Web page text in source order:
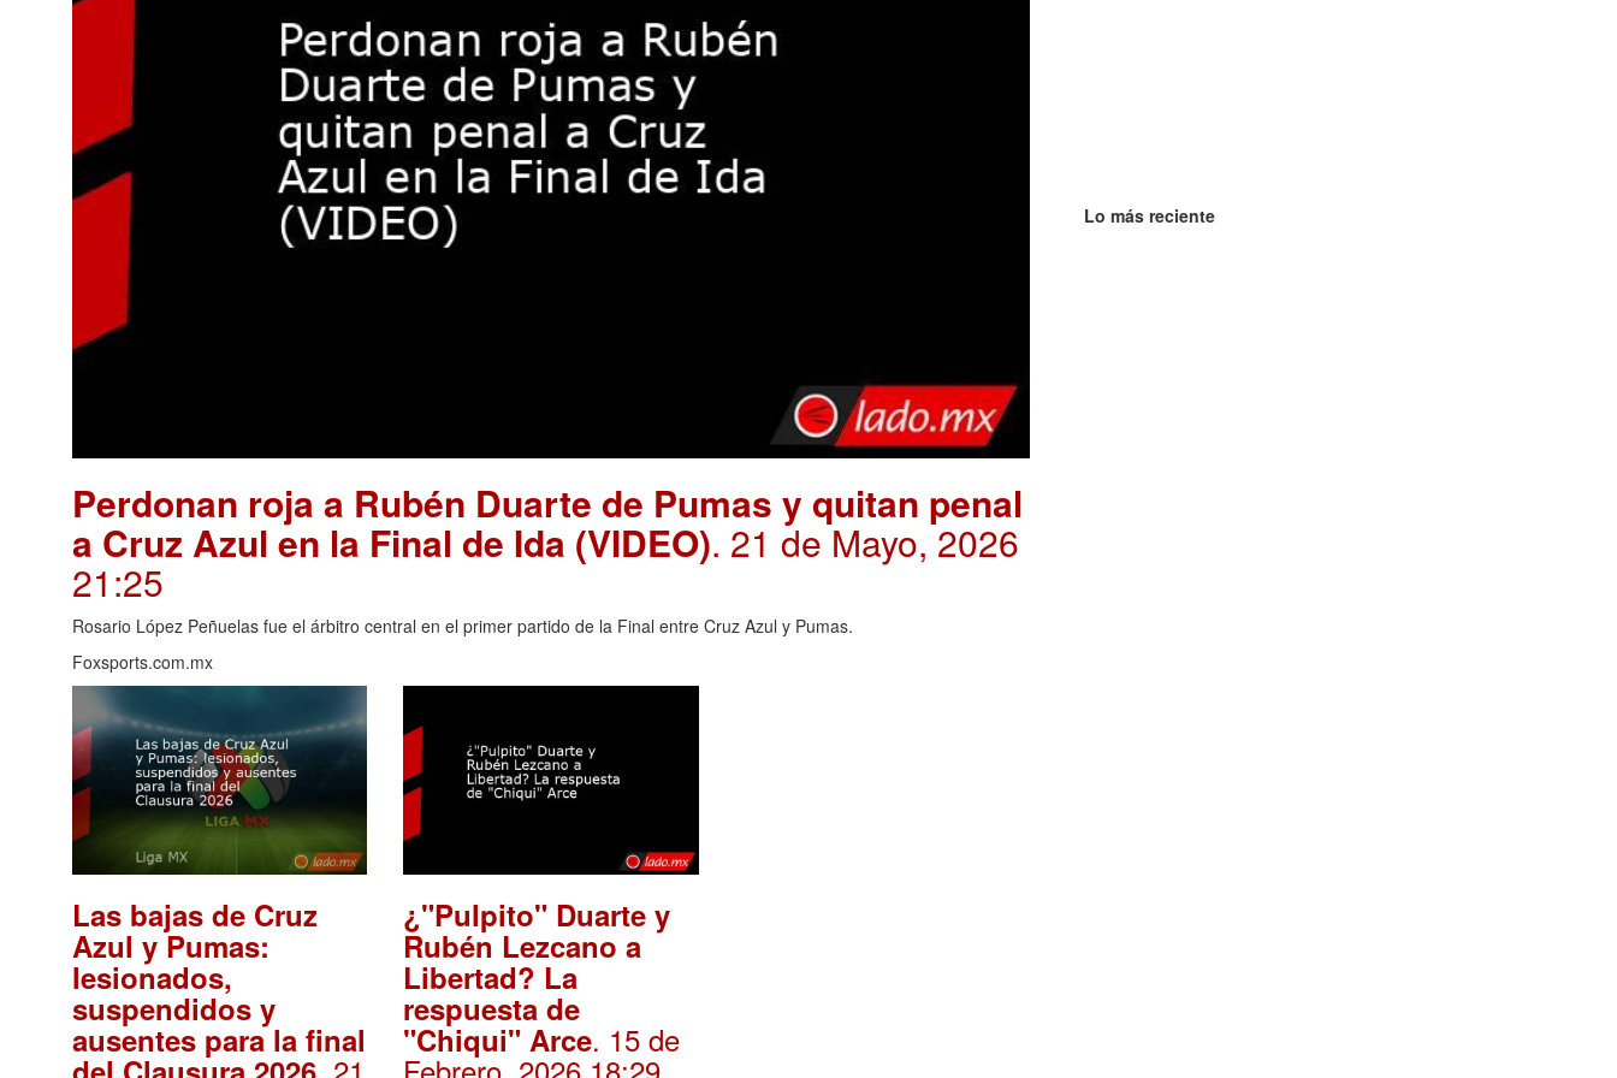
Perdonan roja a Rubén Duarte de Pumas y quitan penal
a Cruz Azul en la Final de Ida (VIDEO). 21 de Mayo, 2026
21:25
Rosario López Peñuelas fue el árbitro central en el primer partido de la Final entre Cruz Azul y Pumas.
Foxsports.com.mx
Las bajas de Cruz
Azul y Pumas:
lesionados,
suspendidos y
ausentes para la final
¿"Pulpito" Duarte y
Rubén Lezcano a
Libertad? La
respuesta de
"Chiqui" Arce. 15 de
Lo más reciente